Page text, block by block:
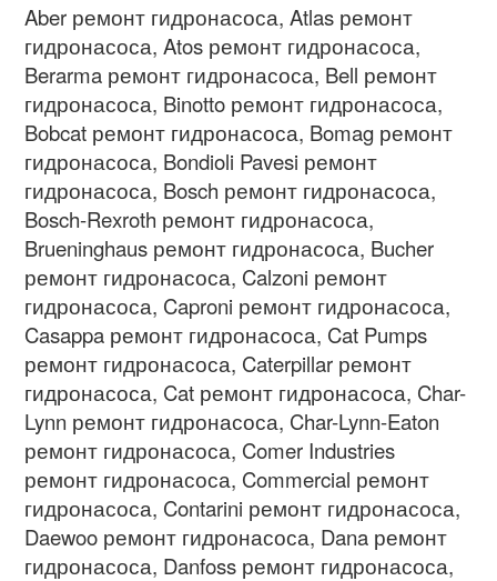
Aber ремонт гидронасоса, Atlas ремонт
гидронасоса, Atos ремонт гидронасоса,
Berarma ремонт гидронасоса, Bell ремонт
гидронасоса, Binotto ремонт гидронасоса,
Bobcat ремонт гидронасоса, Bomag ремонт
гидронасоса, Bondioli Pavesi ремонт
гидронасоса, Bosch ремонт гидронасоса,
Bosch-Rexroth ремонт гидронасоса,
Brueninghaus ремонт гидронасоса, Bucher
ремонт гидронасоса, Calzoni ремонт
гидронасоса, Caproni ремонт гидронасоса,
Casappa ремонт гидронасоса, Cat Pumps
ремонт гидронасоса, Caterpillar ремонт
гидронасоса, Cat ремонт гидронасоса, Char-
Lynn ремонт гидронасоса, Char-Lynn-Eaton
ремонт гидронасоса, Comer Industries
ремонт гидронасоса, Commercial ремонт
гидронасоса, Contarini ремонт гидронасоса,
Daewoo ремонт гидронасоса, Dana ремонт
гидронасоса, Danfoss ремонт гидронасоса,